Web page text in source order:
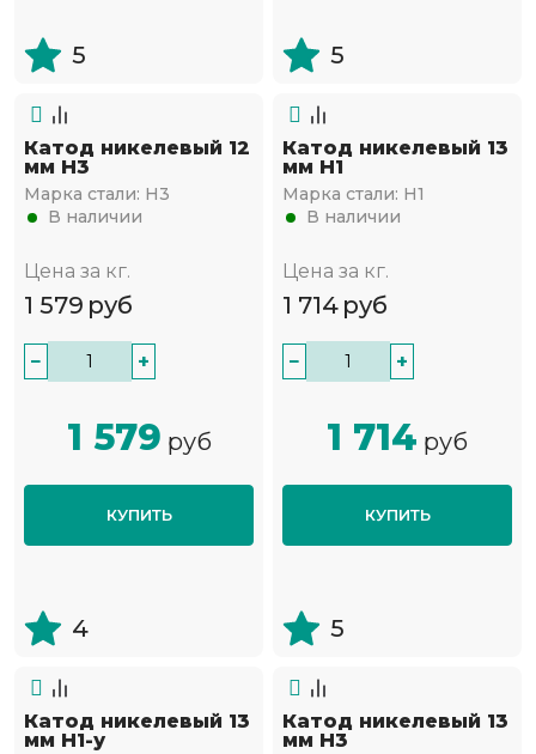
5 5
Катод никелевый 12
мм Н3
Марка стали: Н3
В наличии
Цена за кг.
1 579 руб
− +
1 579 руб
КУПИТЬ
4
Катод никелевый 13
мм Н1
Марка стали: Н1
В наличии
Цена за кг.
1 714 руб
− +
1 714 руб
КУПИТЬ
5
Катод никелевый 13
мм Н1-у
Катод никелевый 13
мм Н3